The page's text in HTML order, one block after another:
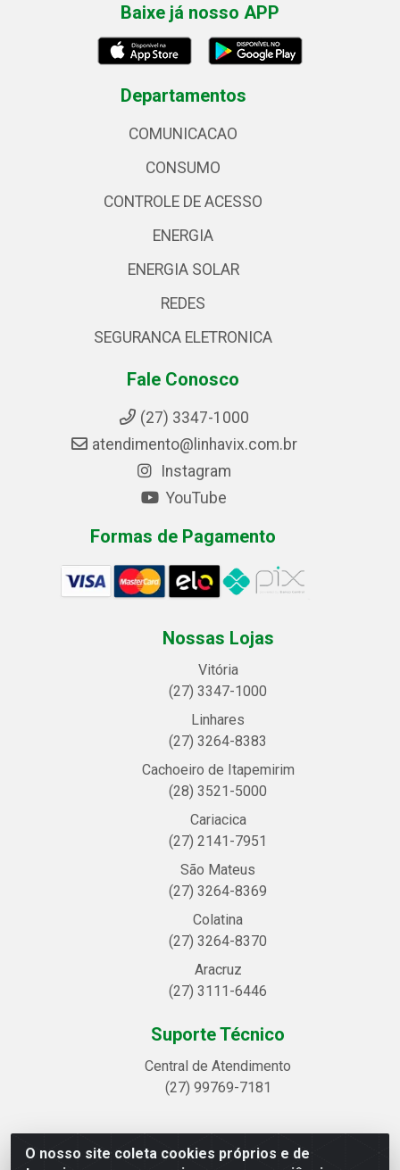
O nosso site coleta cookies próprios e de
Baixe já nosso APP
Departamentos
COMUNICACAO
CONSUMO
CONTROLE DE ACESSO
ENERGIA
ENERGIA SOLAR
REDES
SEGURANCA ELETRONICA
Fale Conosco
(27) 3347-1000
atendimento@linhavix.com.br
Instagram
YouTube
Formas de Pagamento
Nossas Lojas
Vitória
(27) 3347-1000
Linhares
(27) 3264-8383
Cachoeiro de Itapemirim
(28) 3521-5000
Cariacica
(27) 2141-7951
São Mateus
(27) 3264-8369
Colatina
(27) 3264-8370
Aracruz
(27) 3111-6446
Suporte Técnico
Central de Atendimento
(27) 99769-7181
Linhavix Distribuidora LTDA - Avenida Alegre, 2521 -